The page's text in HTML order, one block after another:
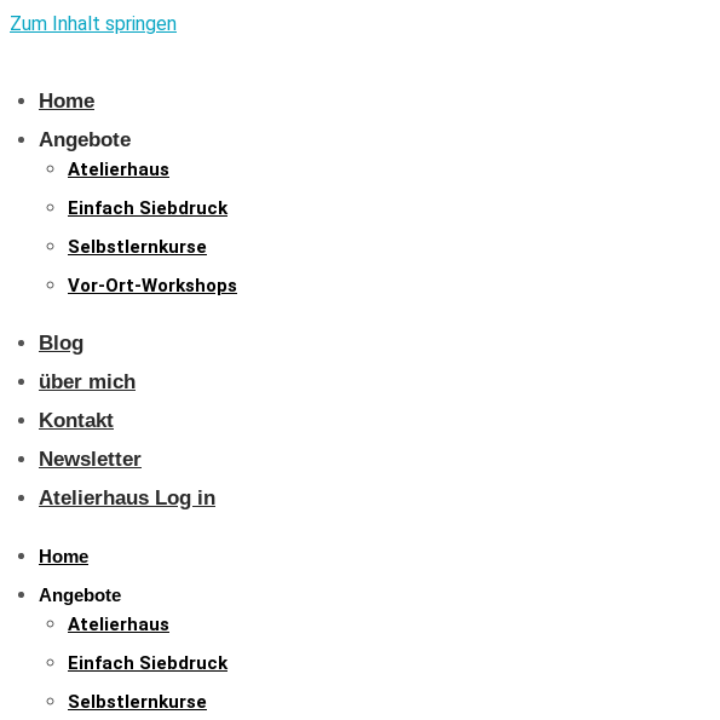
Zum Inhalt springen
Home
Angebote
Atelierhaus
Einfach Siebdruck
Selbstlernkurse
Vor-Ort-Workshops
Blog
über mich
Kontakt
Newsletter
Atelierhaus Log in
Home
Angebote
Atelierhaus
Einfach Siebdruck
Selbstlernkurse